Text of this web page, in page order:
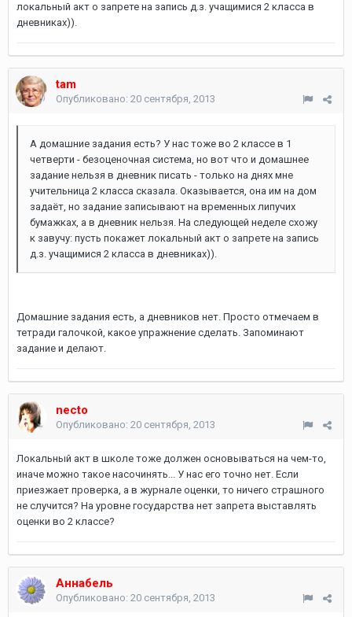
локальный акт о запрете на запись д.з. учащимися 2 класса в
дневниках)).
tam
Опубликовано: 20 сентября, 2013
А домашние задания есть? У нас тоже во 2 классе в 1
четверти - безоценочная система, но вот что и домашнее
задание нельзя в дневник писать - только на днях мне
учительница 2 класса сказала. Оказывается, она им на дом
задаёт, но задание записывают на временных липучих
бумажках, а в дневник нельзя. На следующей неделе схожу
к завучу: пусть покажет локальный акт о запрете на запись
д.з. учащимися 2 класса в дневниках)).
Домашние задания есть, а дневников нет. Просто отмечаем в
тетради галочкой, какое упражнение сделать. Запоминают
задание и делают.
necto
Опубликовано: 20 сентября, 2013
Локальный акт в школе тоже должен основываться на чем-то,
иначе можно такое насочинять... У нас его точно нет. Если
приезжает проверка, а в журнале оценки, то ничего страшного
не случится? На уровне государства нет запрета выставлять
оценки во 2 классе?
Аннабель
Опубликовано: 20 сентября, 2013